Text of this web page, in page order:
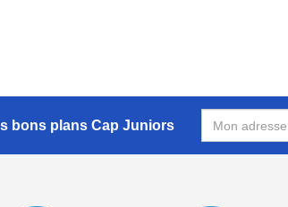
bons plans Cap Juniors